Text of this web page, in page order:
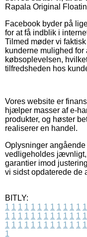
Rapala Original
Facebook byder på
for at få indblik i
Tilmed møder vi
kunderne mulighed
købsoplevelsen,
tilfredsheden hos
Vores website er
hjælper masser af e-
produkter, og høster
realiserer en handel.
Oplysninger
vedligeholdes jævnligt,
garantier imod
vi sidst opdaterede de
BITLY:
1 1 1 1 1 1 1 1 1 1 1 1 1
1 1 1 1 1 1 1 1 1 1 1 1 1
1 1 1 1 1 1 1 1 1 1 1 1 1
1